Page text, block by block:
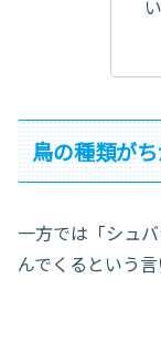
鳥の種類が
一方では「シュ
んでくるという言